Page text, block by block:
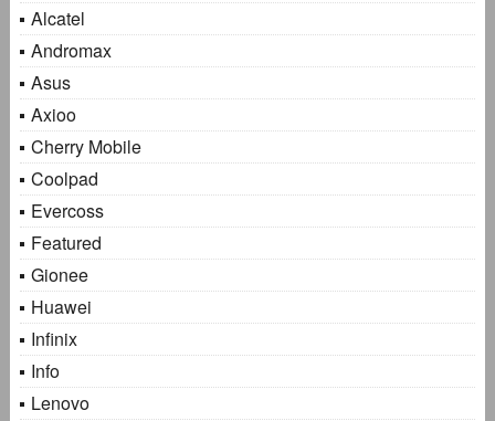
Alcatel
Andromax
Asus
Axioo
Cherry Mobile
Coolpad
Evercoss
Featured
Gionee
Huawei
Infinix
Info
Lenovo